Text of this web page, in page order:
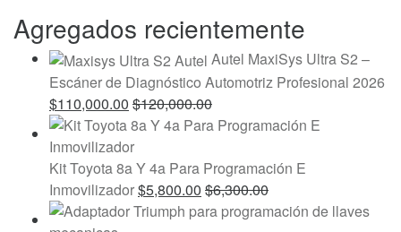
Agregados recientemente
Autel MaxiSys Ultra S2 –
Escáner de Diagnóstico Automotriz Profesional 2026
$110,000.00 $120,000.00
Kit Toyota 8a Y 4a Para Programación E
Inmovilizador$5,800.00 $6,300.00